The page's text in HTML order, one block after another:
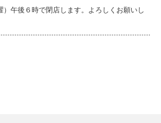
午後６時で閉店します。よろしくお願いし